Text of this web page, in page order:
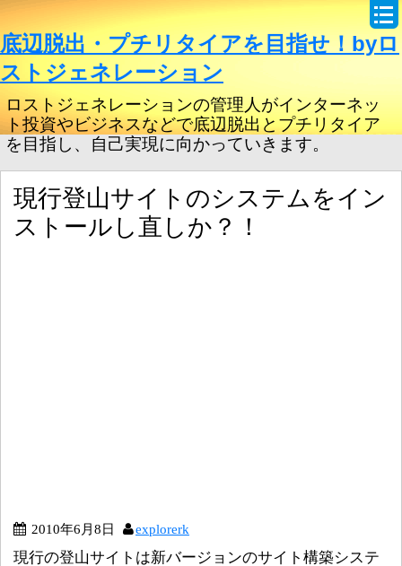
底辺脱出・プチリタイアを目指せ！byロ
ストジェネレーション
ロストジェネレーションの管理人がインターネッ
ト投資やビジネスなどで底辺脱出とプチリタイア
を目指し、自己実現に向かっていきます。
現行登山サイトのシステムをイン
ストールし直しか？！
2010年6月8日 explorerk
現行の登山サイトは新バージョンのサイト構築システ